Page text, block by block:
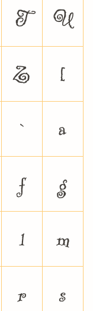
T
U
Z
[
`
a
f
g
l
m
r
s